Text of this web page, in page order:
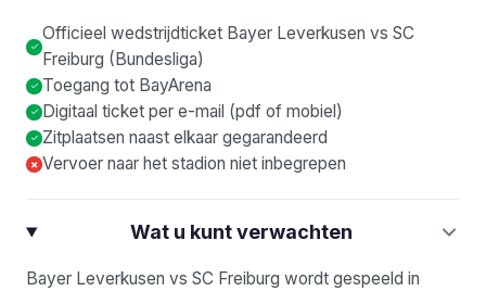
Officieel wedstrijdticket Bayer Leverkusen vs SC
Freiburg (Bundesliga)
Toegang tot BayArena
Digitaal ticket per e-mail (pdf of mobiel)
Zitplaatsen naast elkaar gegarandeerd
× Vervoer naar het stadion niet inbegrepen
Wat u kunt verwachten
Bayer Leverkusen vs SC Freiburg wordt gespeeld in